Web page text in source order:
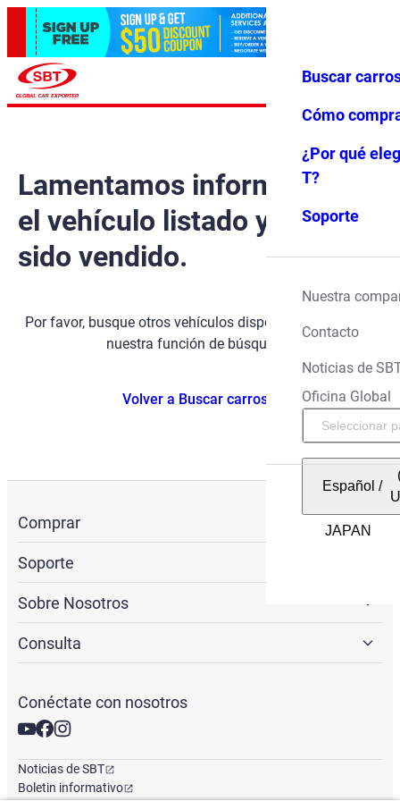
Favoritos Menú
Buscar
Cómo
¿Por qué
T?
Soporte
Nuestra
Contacto
Noticias de
Oficina Global
Español /
Lamentamos informarle que
el vehículo listado ya ha
sido vendido.
Por favor, busque otros vehículos disponibles utilizando
nuestra función de búsqueda.
Volver a Buscar carros
Comprar
Soporte
Sobre Nosotros
Consulta
Conéctate con nosotros
Noticias de SBT
Boletin informativo